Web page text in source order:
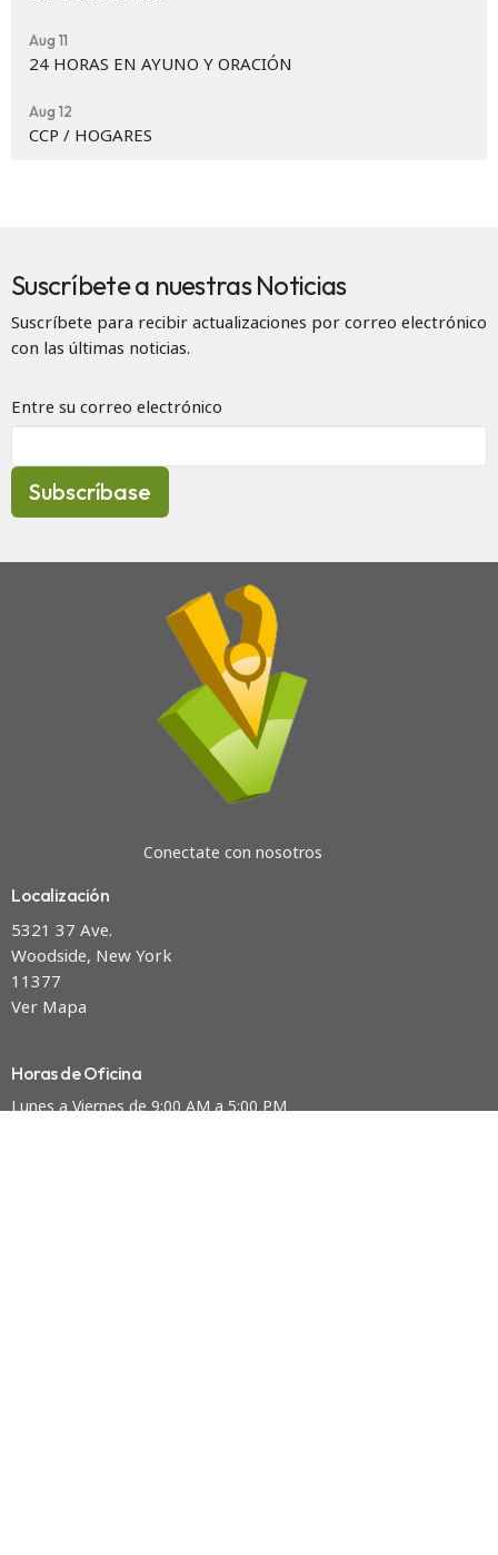
Aug 11
24 HORAS EN AYUNO Y ORACIÓN
Aug 12
CCP / HOGARES
Suscríbete a nuestras Noticias
Suscríbete para recibir actualizaciones por correo electrónico
con las últimas noticias.
Entre su correo electrónico
Subscríbase
Conectate con nosotros
Localización
5321 37 Ave.
Woodside, New York
11377
Ver Mapa
Horas de Oficina
Lunes a Viernes de 9:00 AM a 5:00 PM